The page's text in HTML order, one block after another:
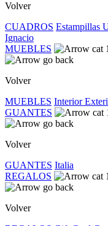
Volver
CUADROS Estampillas
Ignacio
MUEBLES
Volver
MUEBLES Interior
GUANTES
Volver
GUANTES Italia
REGALOS
Volver